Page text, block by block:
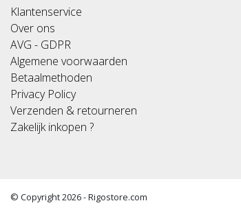
Klantenservice
Over ons
AVG - GDPR
Algemene voorwaarden
Betaalmethoden
Privacy Policy
Verzenden & retourneren
Zakelijk inkopen ?
© Copyright 2026 - Rigostore.com